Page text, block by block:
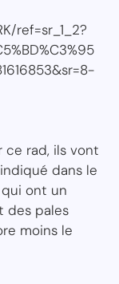
ref=sr_1_2?
ce rad, ils vont
dans le
ont un
des pales
moins le